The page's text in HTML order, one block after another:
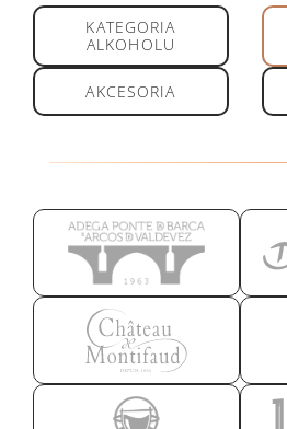
KATEGORIA
ALKOHOLU
AKCESORIA